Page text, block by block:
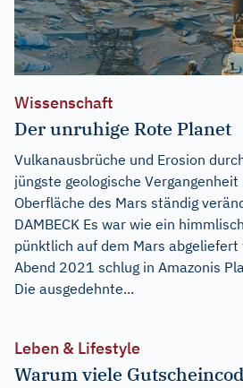
Wissenschaft
Der unruhige Rote Planet
Vulkanausbrüche und Erosion
jüngste geologische
Oberfläche des Mars ständig
DAMBECK Es war wie ein
pünktlich auf dem Mars abgeliefert
Abend 2021 schlug in Amazonis
Die ausgedehnte...
Leben & Lifestyle
Warum viele